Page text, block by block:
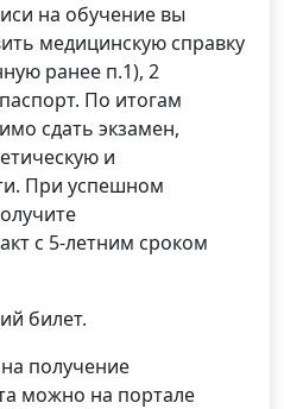
на обучение вы
медицинскую справку
ранее п.1), 2
По итогам
сдать экзамен,
и
При успешном
с 5-летним сроком
билет.
получение
можно на портале